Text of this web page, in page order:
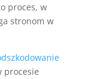
proces, w
stronom w
procesie